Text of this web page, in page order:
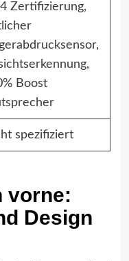
Zertifizierung,
Boost
spezifiziert
vorne:
Design